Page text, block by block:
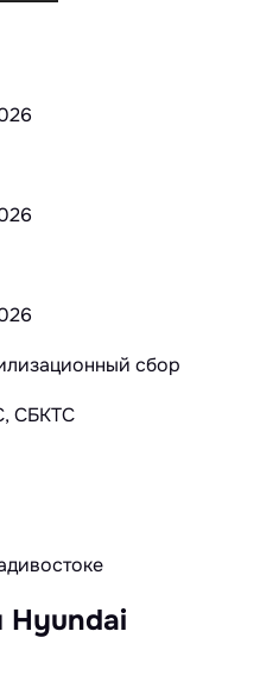
сбор
СБКТС
Hyundai